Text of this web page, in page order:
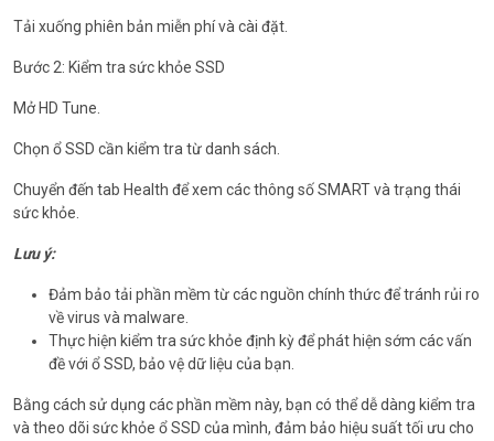
Tải xuống phiên bản miễn phí và cài đặt.
Bước 2: Kiểm tra sức khỏe SSD
Mở HD Tune.
Chọn ổ SSD cần kiểm tra từ danh sách.
Chuyển đến tab Health để xem các thông số SMART và trạng thái
sức khỏe.
Lưu ý:
Đảm bảo tải phần mềm từ các nguồn chính thức để tránh rủi ro
về virus và malware.
Thực hiện kiểm tra sức khỏe định kỳ để phát hiện sớm các vấn
đề với ổ SSD, bảo vệ dữ liệu của bạn.
Bằng cách sử dụng các phần mềm này, bạn có thể dễ dàng kiểm tra
và theo dõi sức khỏe ổ SSD của mình, đảm bảo hiệu suất tối ưu cho